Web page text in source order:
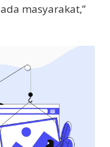
masyarakat,”